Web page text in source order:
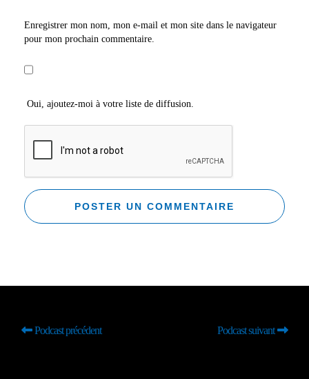
Enregistrer mon nom, mon e-mail et mon site dans le navigateur
pour mon prochain commentaire.
Oui, ajoutez-moi à votre liste de diffusion.
Podcast précédent Podcast suivant